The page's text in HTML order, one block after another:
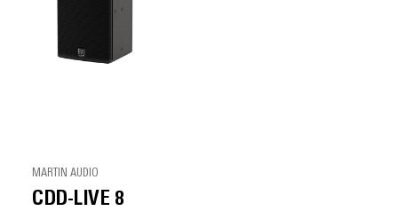
MARTIN AUDIO
CDD-LIVE 8